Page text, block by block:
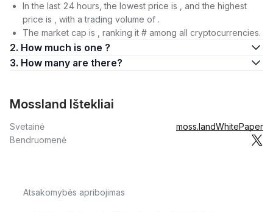
In the last 24 hours, the lowest price is , and the highest
price is , with a trading volume of .
The market cap is , ranking it # among all cryptocurrencies.
2. How much is one ?
3. How many are there?
Mossland Ištekliai
Svetainė moss.landWhitePaper
Bendruomenė
Atsakomybės apribojimas